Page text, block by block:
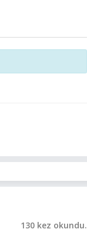
130 kez okundu.